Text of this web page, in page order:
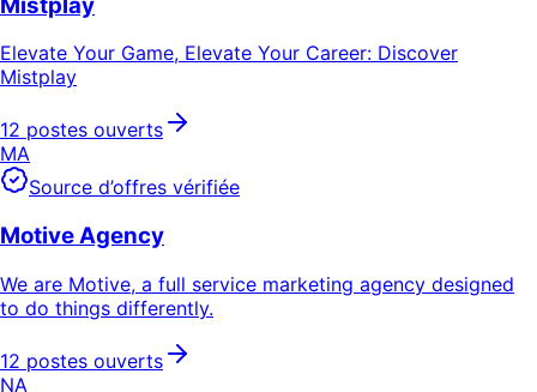
Elevate Your Game, Elevate Your Career: Discover
Mistplay
12 postes ouverts
MA
Source d’offres vérifiée
Motive Agency
We are Motive, a full service marketing agency designed
to do things differently.
12 postes ouverts
NA